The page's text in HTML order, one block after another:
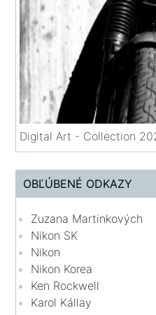
Digital Art - Collection
OBĽÚBENÉ ODKAZY
Zuzana Martinkových
Nikon SK
Nikon
Nikon Korea
Ken Rockwell
Karol Kállay